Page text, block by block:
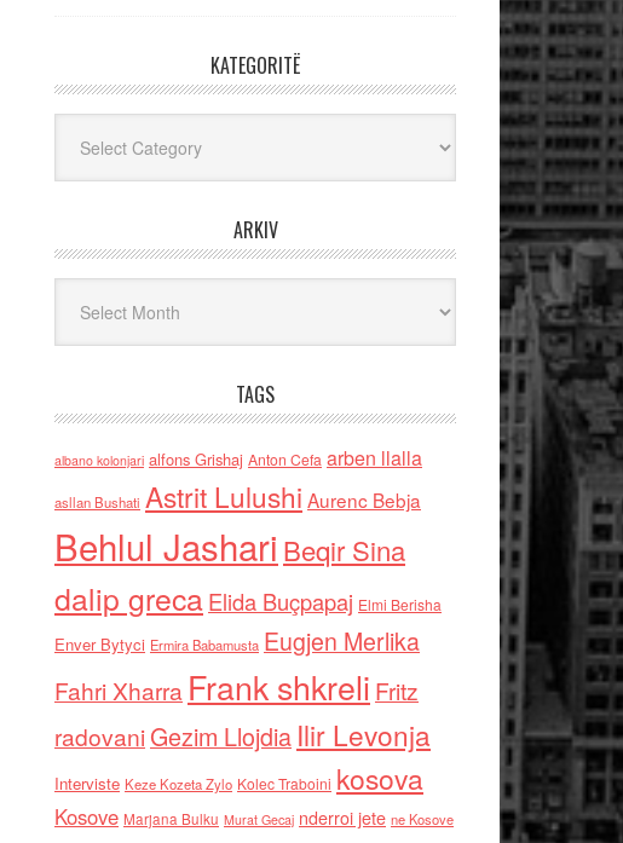
KATEGORITË
ARKIV
TAGS
albano kolonjari alfons Grishaj Anton Cefa arben llalla
asllan Bushati Astrit Lulushi Aurenc Bebja
Behlul Jashari Beqir Sina
dalip grecaElida Buçpapaj Elmi Berisha
Enver Bytyci Ermira Babamusta Eugjen Merlika
Fahri Xharra Frank shkreli Fritz
radovaniGezim Llojdia Ilir Levonja
Interviste Keze Kozeta Zylo Kolec Traboini kosova
Kosove Marjana Bulku Murat Gecaj nderroi jete ne Kosove